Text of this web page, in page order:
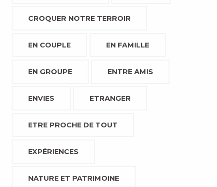
CROQUER NOTRE TERROIR
EN COUPLE EN FAMILLE
EN GROUPE ENTRE AMIS
ENVIES ETRANGER
ETRE PROCHE DE TOUT
EXPÉRIENCES
NATURE ET PATRIMOINE